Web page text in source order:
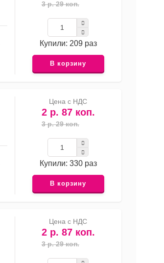
3 р. 29 коп.
Купили: 209 раз
В корзину
Цена с НДС
2 р. 87 коп.
3 р. 29 коп.
Купили: 330 раз
В корзину
Цена с НДС
2 р. 87 коп.
3 р. 29 коп.